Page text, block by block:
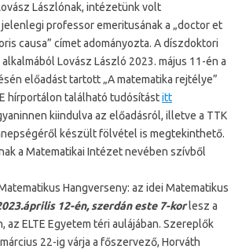
Lászlónak, intézetünk volt
professor emeritusának a „doctor et
causa” címet adományozta. A díszdoktori
Lovász László 2023. május 11-én a
előadást tartott „A matematika rejtélye”
hírportálon található tudósítástitt
kiindulva az előadásról, illetve a TTK
készült fölvétel is megtekinthető.
a Matematikai Intézet nevében szívből
Hangverseny: az idei Matematikus
12-én, szerdán este 7-korlesz a
az ELTE Egyetem téri aulájában. Szereplők
22-ig várja a főszervező, Horváth